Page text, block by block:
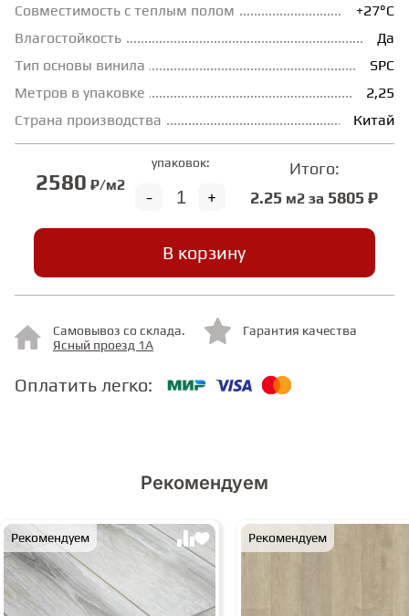
ЭКОМАССИВ
МАССИВНАЯ ДОСКА
ИНЖЕНЕРНЫЙ МОДУЛЬ
СТУПЕНИ
ЛАМИНАТ MSPC
Совместимость с теплым полом
+27°С
Влагостойкость
Да
Тип основы винила
SPC
Метров в упаковке
2,25
Страна производства
Китай
2580 ₽/м2
упаковок:
+
-
Итого:
2.25 м2 за 5805 ₽
В корзину
Самовывоз со склада.
Ясный проезд 1А
Гарантия качества
Оплатить легко:
Рекомендуем
Рекомендуем Рекомендуем